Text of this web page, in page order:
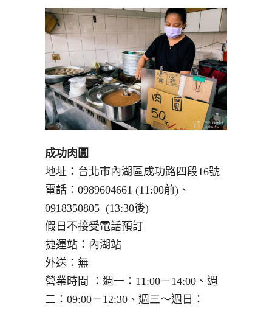
成功肉圓
地址：台北市內湖區成功路四段16號
電話：0989604661 (11:00前)、
0918350805 (13:30後)
假日不接受電話預訂
捷運站：內湖站
外送：無
營業時間 ：週一：11:00－14:00、週
二：09:00－12:30、週三～週日：